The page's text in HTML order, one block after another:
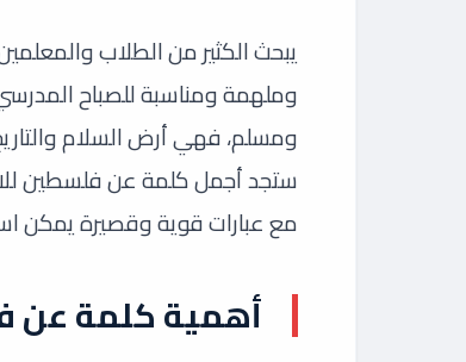
يبحث الكثير من الطلاب
وملهمة ومناسبة للصباح
ومسلم، فهي أرض السلام
ستجد أجمل كلمة عن فلسطين
مع عبارات قوية وقصيرة يمكن
أهمية كلمة عن